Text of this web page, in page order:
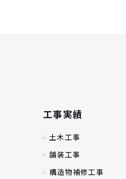
工事実績
土木工事
舗装工事
構造物補修工事